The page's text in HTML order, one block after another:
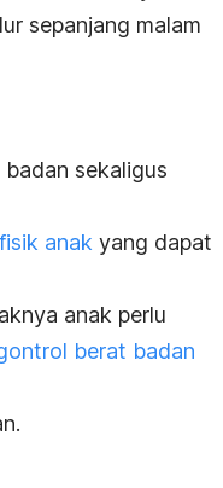
sepanjang malam
sekaligus
anak yang dapat
anak perlu
berat badan